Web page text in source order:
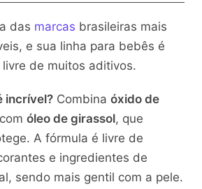
das marcas brasileiras mais
e sua linha para bebês é
de muitos aditivos.
incrível?Combina óxido de
com óleo de girassol, que
A fórmula é livre de
e ingredientes de
sendo mais gentil com a pele.